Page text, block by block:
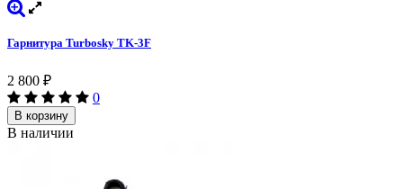
Гарнитура Turbosky TK-3F
2 800 ₽
0
В корзину
В наличии